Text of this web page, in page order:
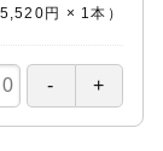
5,520円 × 1本 ）